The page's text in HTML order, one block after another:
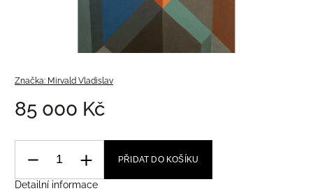
Značka: Mirvald Vladislav
85 000 Kč
PŘIDAT DO KOŠÍKU
Detailní informace